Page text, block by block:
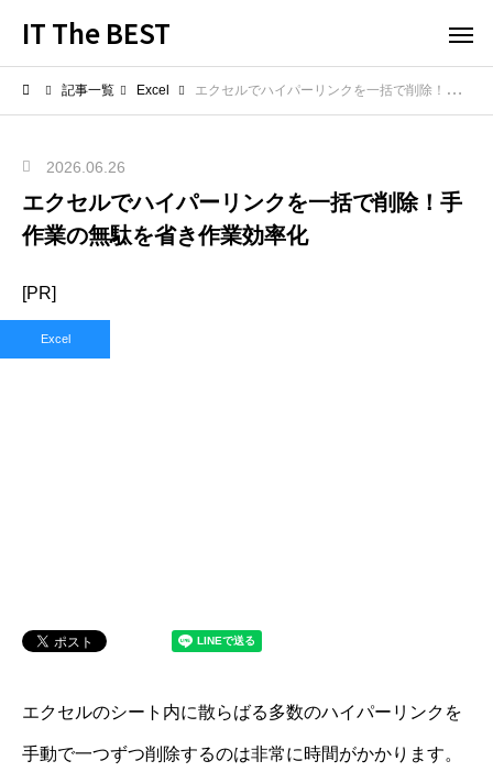
IT The BEST
記事一覧 Excel エクセルでハイパーリンクを一括で削除！手作業の無駄を省き作業効率化
2026.06.26
エクセルでハイパーリンクを一括で削除！手
作業の無駄を省き作業効率化
[PR]
Excel
エクセルのシート内に散らばる多数のハイパーリンクを
手動で一つずつ削除するのは非常に時間がかかります。